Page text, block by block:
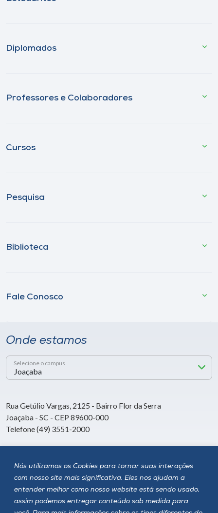
Nós utilizamos os Cookies para tornar suas interações
com nosso site mais significativa. Eles nos ajudam a
entender melhor como nosso website está sendo usado,
assim podemos entregar conteúdo sob medida para
Diplomados
Professores e Colaboradores
Cursos
Pesquisa
Biblioteca
Fale Conosco
Onde estamos
Selecione o campus
Rua Getúlio Vargas, 2125 - Bairro Flor da Serra
Joaçaba - SC - CEP 89600-000
Telefone (49) 3551-2000
Siga a Unoesc